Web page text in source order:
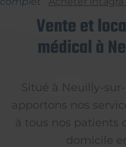
Vente et
médical à
Situé à Neuilly-
apportons nos
à tous nos patients
domicile